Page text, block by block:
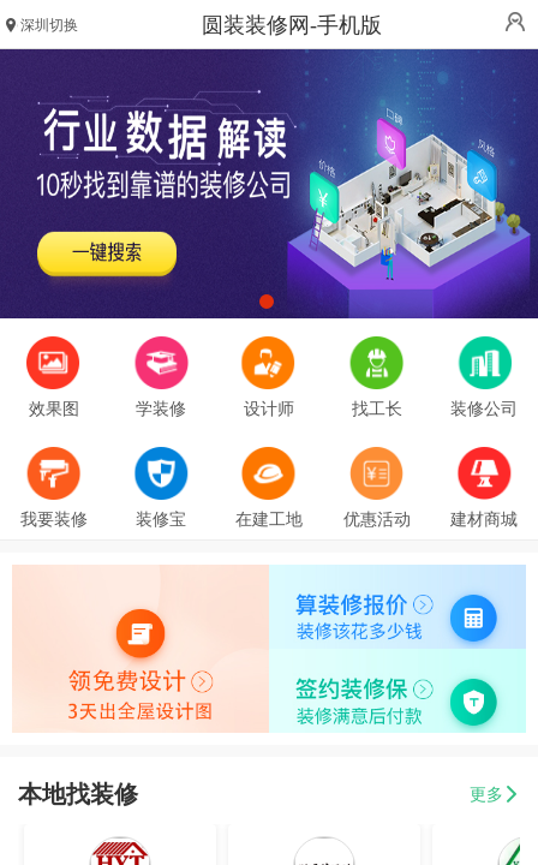
深圳切换 圆装装修网-手机版
效果图 学装修 设计师 找工长 装修公司
我要装修 装修宝 在建工地 优惠活动 建材商城
本地找装修 更多